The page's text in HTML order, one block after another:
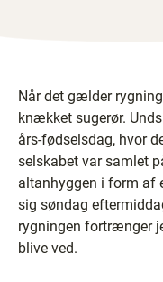
Når det gælder
knækket sugerør.
års-fødselsdag, hvor
selskabet var samlet
altanhyggen i form af
sig søndag
rygningen fortrænger
blive ved.